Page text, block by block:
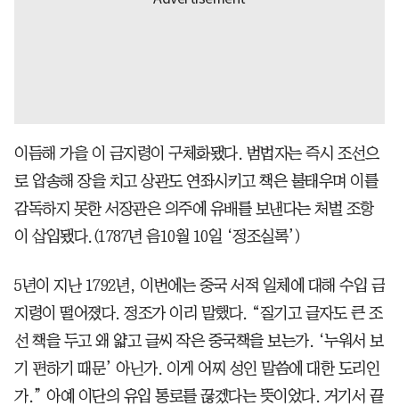
이듬해 가을 이 금지령이 구체화됐다. 범법자는 즉시 조선으
로 압송해 장을 치고 상관도 연좌시키고 책은 불태우며 이를
감독하지 못한 서장관은 의주에 유배를 보낸다는 처벌 조항
이 삽입됐다.(1787년 음10월 10일 ‘정조실록’)
5년이 지난 1792년, 이번에는 중국 서적 일체에 대해 수입 금
지령이 떨어졌다. 정조가 이리 말했다. “질기고 글자도 큰 조
선 책을 두고 왜 얇고 글씨 작은 중국책을 보는가. ‘누워서 보
기 편하기 때문’ 아닌가. 이게 어찌 성인 말씀에 대한 도리인
가.” 아예 이단의 유입 통로를 끊겠다는 뜻이었다. 거기서 끝